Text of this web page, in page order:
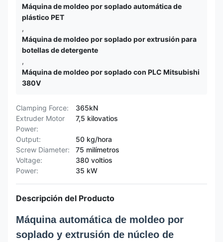
Máquina de moldeo por soplado automática de
plástico PET
,
Máquina de moldeo por soplado por extrusión para
botellas de detergente
,
Máquina de moldeo por soplado con PLC Mitsubishi
380V
Clamping Force:
365kN
Extruder Motor
Power:
7,5 kilovatios
Output:
50 kg/hora
Screw Diameter:
75 milímetros
Voltage:
380 voltios
Power:
35 kW
Descripción del Producto
Máquina automática de moldeo por
soplado y extrusión de núcleo de